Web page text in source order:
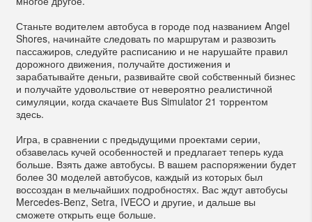
Станьте водителем автобуса в городе под названием Angel
Shores, начинайте следовать по маршрутам и развозить
пассажиров, следуйте расписанию и не нарушайте правил
дорожного движения, получайте достижения и
зарабатывайте деньги, развивайте свой собственный бизнес
и получайте удовольствие от невероятно реалистичной
симуляции, когда скачаете Bus Simulator 21 торрентом
здесь.
Игра, в сравнении с предыдущими проектами серии,
обзавелась кучей особенностей и предлагает теперь куда
больше. Взять даже автобусы. В вашем распоряжении будет
более 30 моделей автобусов, каждый из которых был
воссоздан в мельчайших подробностях. Вас ждут автобусы
Mercedes-Benz, Setra, IVECO и другие, и дальше вы
сможете открыть еще больше.